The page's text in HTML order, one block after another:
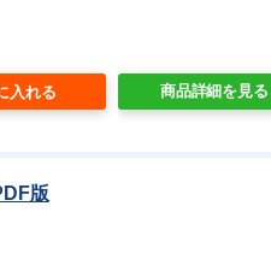
商品詳細を見る
版